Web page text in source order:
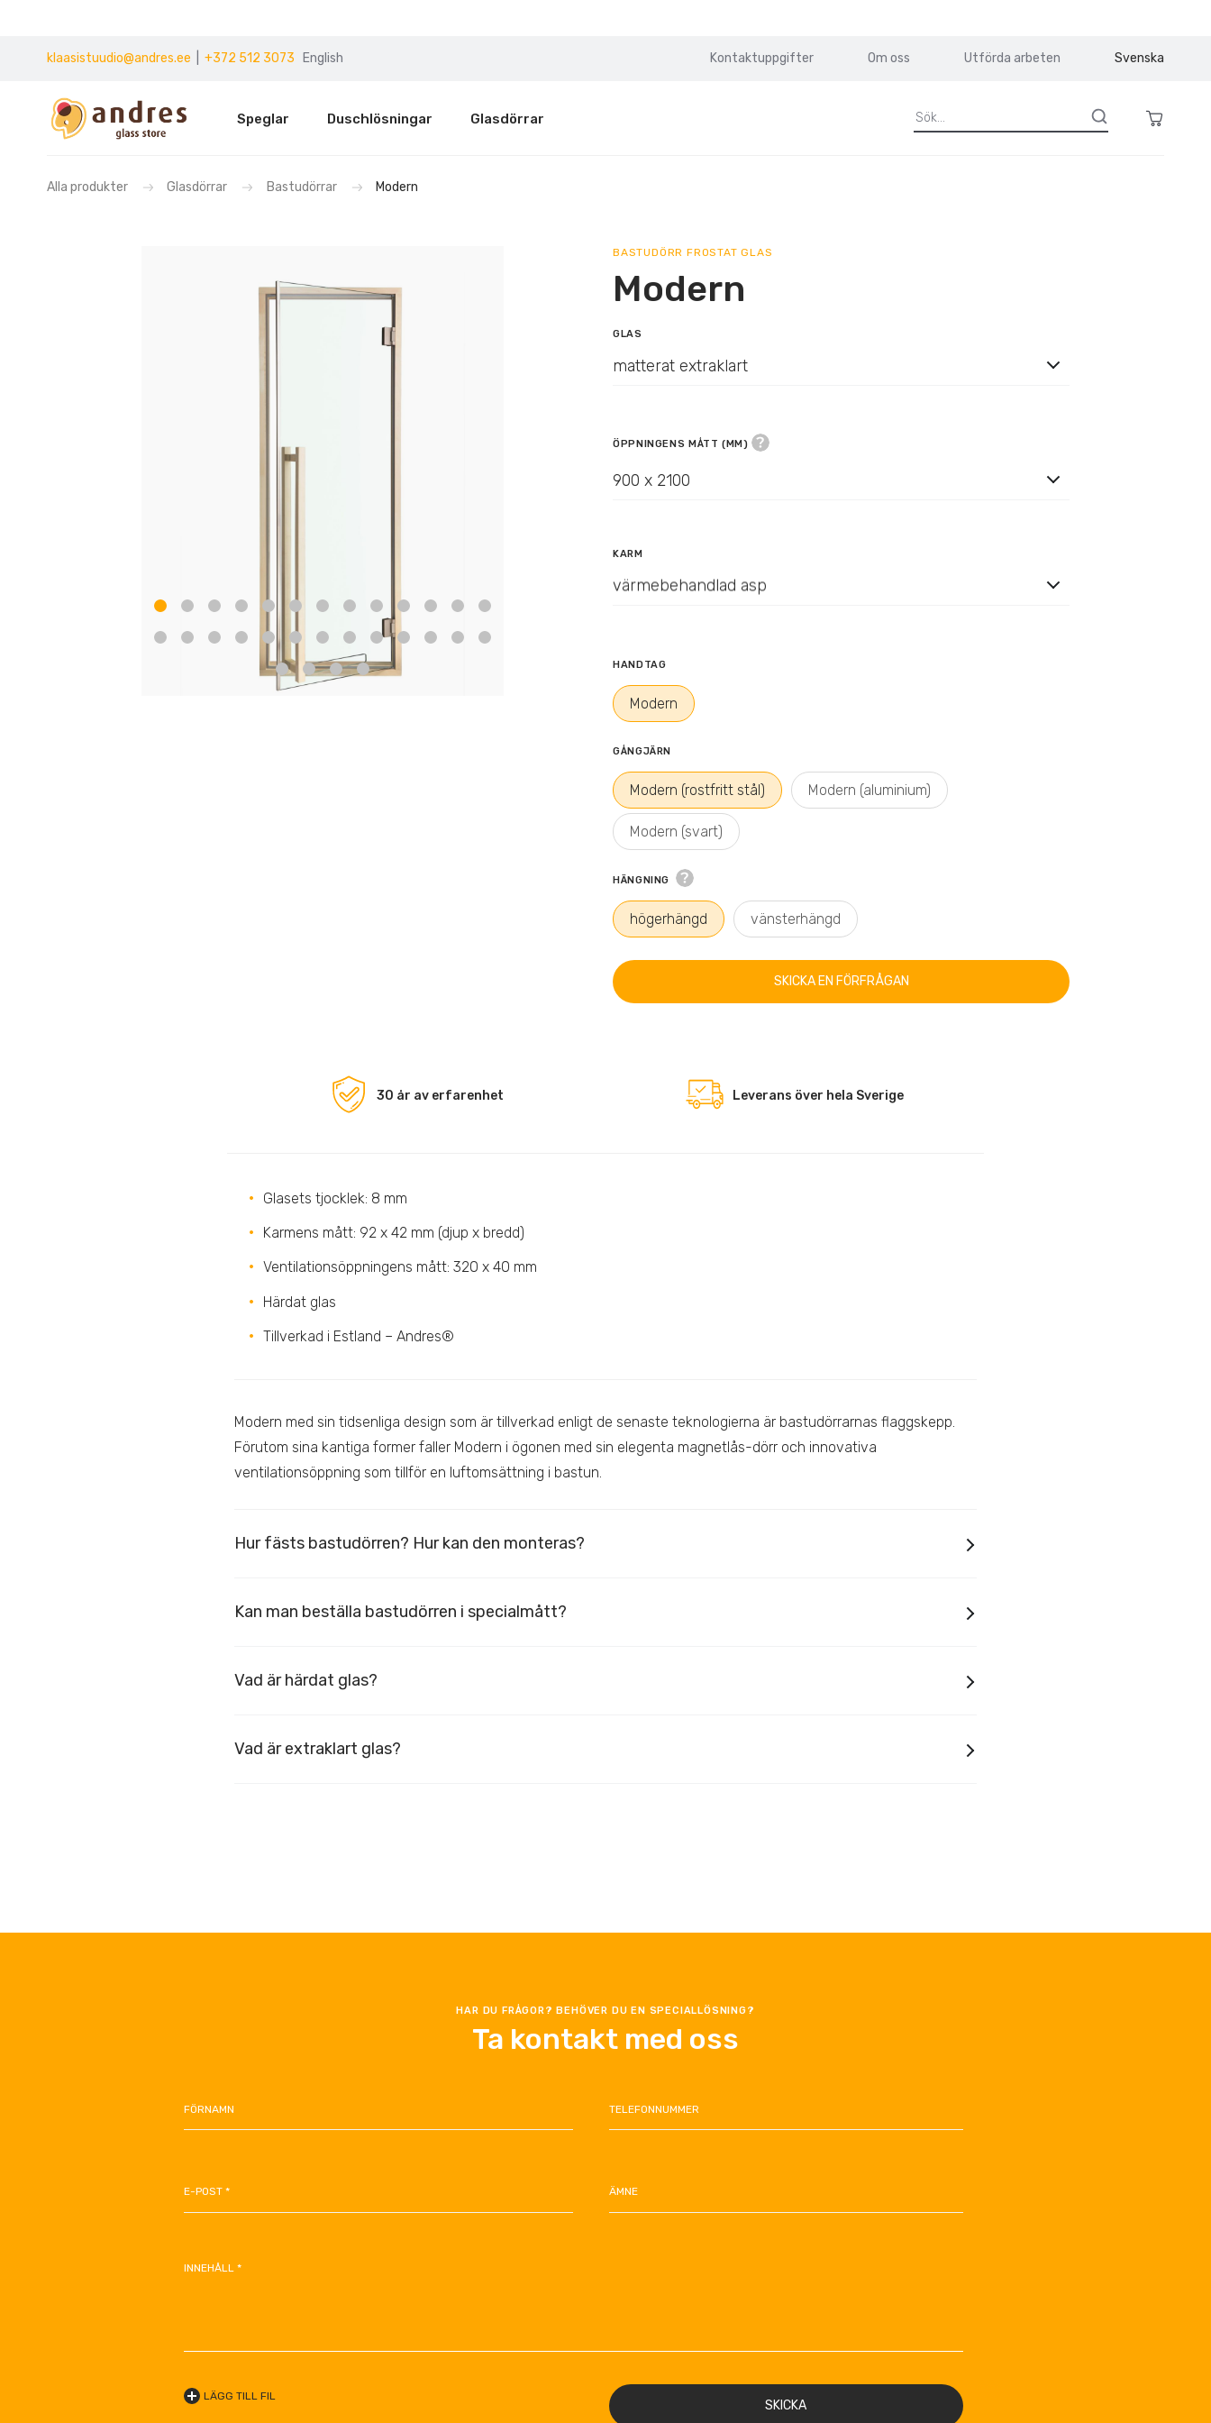
klaasistuudio@andres.ee +372 512 3073 English Kontaktuppgifter Om oss Utförda arbeten Svenska
Speglar Duschlösningar Glasdörrar
Alla produkter Glasdörrar Bastudörrar Modern
BASTUDÖRR FROSTAT GLAS
Modern
GLAS
matterat extraklart
ÖPPNINGENS MÅTT (MM)
900 x 2100
KARM
värmebehandlad asp
HANDTAG
Modern
GÅNGJÄRN
Modern (rostfritt stål) Modern (aluminium)
Modern (svart)
HÄNGNING
högerhängd vänsterhängd
SKICKA EN FÖRFRÅGAN
30 år av erfarenhet Leverans över hela Sverige
Glasets tjocklek: 8 mm
Karmens mått: 92 x 42 mm (djup x bredd)
Ventilationsöppningens mått: 320 x 40 mm
Härdat glas
Tillverkad i Estland – Andres®
Modern med sin tidsenliga design som är tillverkad enligt de senaste teknologierna är bastudörrarnas flaggskepp.
Förutom sina kantiga former faller Modern i ögonen med sin elegenta magnetlås-dörr och innovativa
ventilationsöppning som tillför en luftomsättning i bastun.
Hur fästs bastudörren? Hur kan den monteras?
Kan man beställa bastudörren i specialmått?
Vad är härdat glas?
Vad är extraklart glas?
HAR DU FRÅGOR? BEHÖVER DU EN SPECIALLÖSNING?
Ta kontakt med oss
FÖRNAMN TELEFONNUMMER
E-POST * ÄMNE
INNEHÅLL *
LÄGG TILL FIL
SKICKA